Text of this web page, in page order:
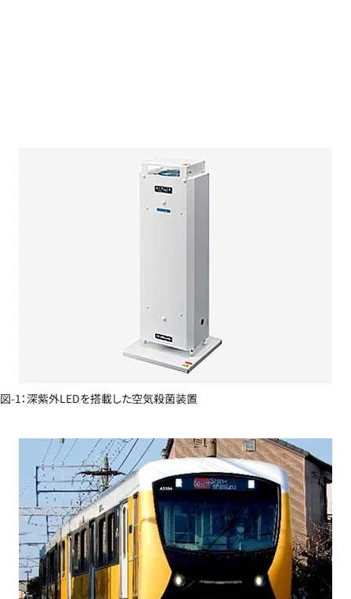
図-1：深紫外LEDを搭載した空気殺菌装置